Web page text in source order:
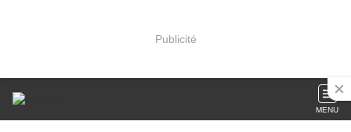
Publicité
MENU